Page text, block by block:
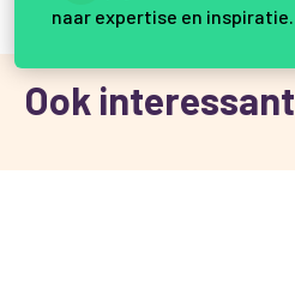
Ook interessant
naar expertise en inspiratie.